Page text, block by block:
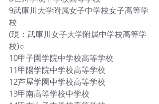
9武庫川大学附属女子中学校女子高等学
校
(現：武庫川女子大学附属中学校高等学
校)○
10甲子園学院中学校高等学校
11甲陽学院中学校高等学校
12芦屋学園中学校高等学校
13甲南高等学校中学校